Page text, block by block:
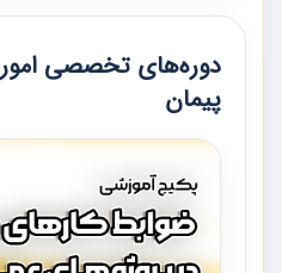
دوره‌های تخصصی امور
پیمان